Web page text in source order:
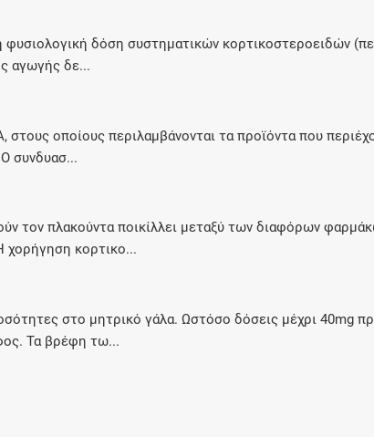
δόση συστηματικών κορτικοστεροειδών
αγωγής δε...
οποίους περιλαμβάνονται τα προϊόντα που
συνδυασ...
τον πλακούντα ποικίλλει μεταξύ των διαφόρων
χορήγηση κορτικο...
στο μητρικό γάλα. Ωστόσο δόσεις μέχρι 40mg
Τα βρέφη τω...